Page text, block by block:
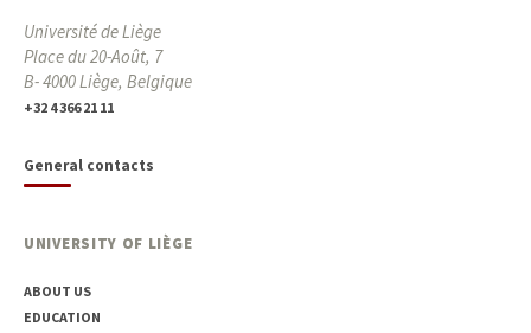
Université de Liège
Place du 20-Août, 7
B- 4000 Liège, Belgique
+32 4 366 21 11
General contacts
UNIVERSITY OF LIÈGE
ABOUT US
EDUCATION